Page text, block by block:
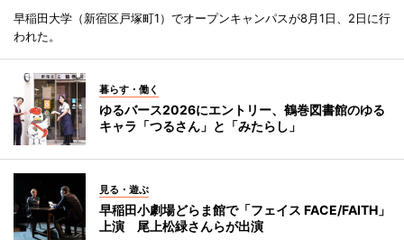
早稲田大学（新宿区戸塚町1）でオープンキャンパスが8月1日、2日に行
われた。
暮らす・働く
ゆるバース2026にエントリー、鶴巻図書館のゆる
キャラ「つるさん」と「みたらし」
見る・遊ぶ
早稲田小劇場どらま館で「フェイス FACE/FAITH」
上演 尾上松緑さんらが出演